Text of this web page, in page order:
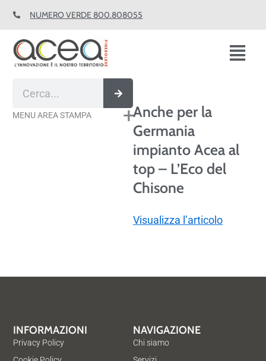
NUMERO VERDE 800.808055
MENU AREA STAMPA
Anche per la
Germania
impianto Acea al
top – L’Eco del
Chisone
Visualizza l’articolo
NAVIGAZIONE
Chi siamo
INFORMAZIONI
Privacy Policy